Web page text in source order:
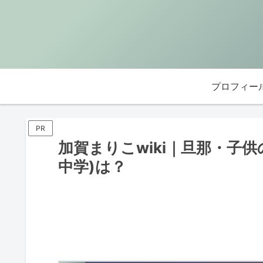
プロフィー
PR
加賀まりこwiki｜旦那・子
中学)は？